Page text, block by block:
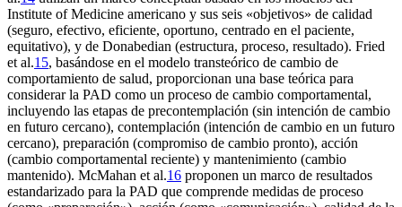
Institute of Medicine americano y sus seis «objetivos» de calidad
(seguro, efectivo, eficiente, oportuno, centrado en el paciente,
equitativo), y de Donabedian (estructura, proceso, resultado). Fried
et al.15, basándose en el modelo transteórico de cambio de
comportamiento de salud, proporcionan una base teórica para
considerar la PAD como un proceso de cambio comportamental,
incluyendo las etapas de precontemplación (sin intención de cambio
en futuro cercano), contemplación (intención de cambio en un futuro
cercano), preparación (compromiso de cambio pronto), acción
(cambio comportamental reciente) y mantenimiento (cambio
mantenido). McMahan et al.16 proponen un marco de resultados
estandarizado para la PAD que comprende medidas de proceso